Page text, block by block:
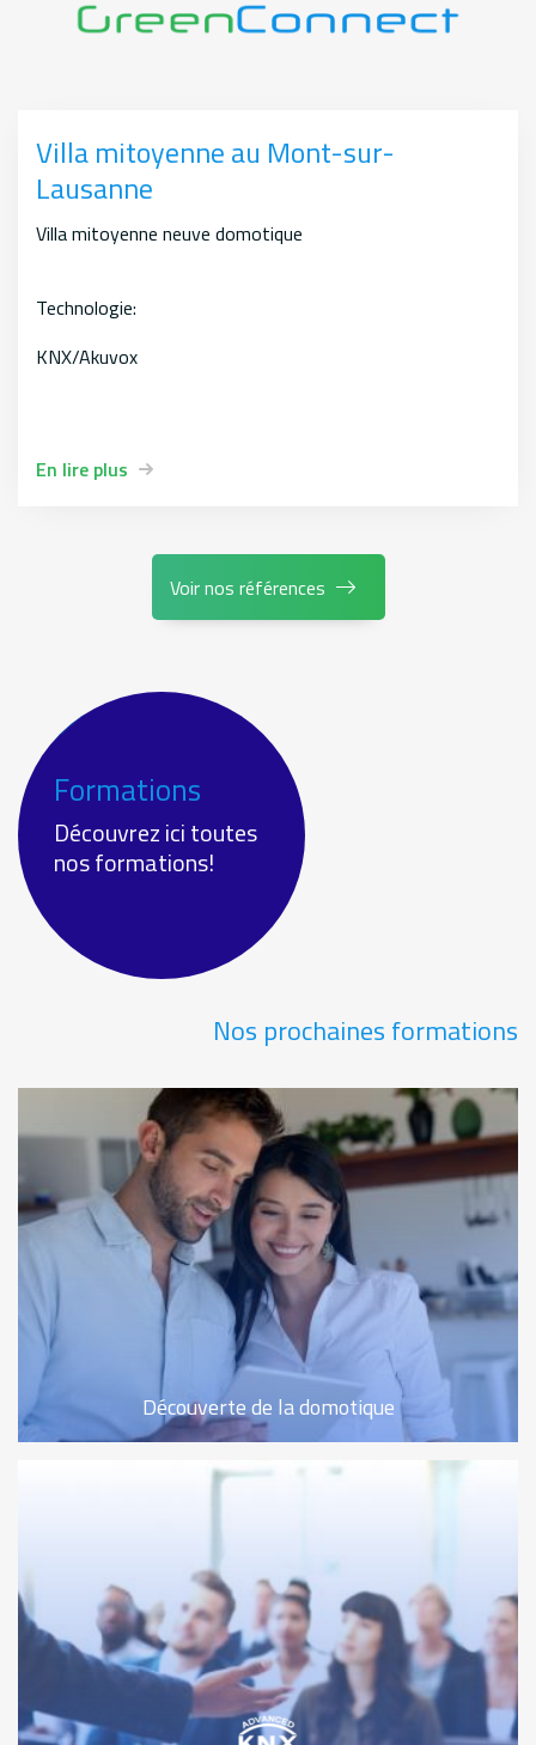
Villa mitoyenne au Mont-sur-
Lausanne
Villa mitoyenne neuve domotique
Technologie:
KNX/Akuvox
En lire plus
Salle de sport
Rénovation de l'éclairage et commandes domotiques
En lire plus
Voir nos références
Formations
Découvrez ici toutes
nos formations!
Découverte de la domotique
Nos prochaines formations